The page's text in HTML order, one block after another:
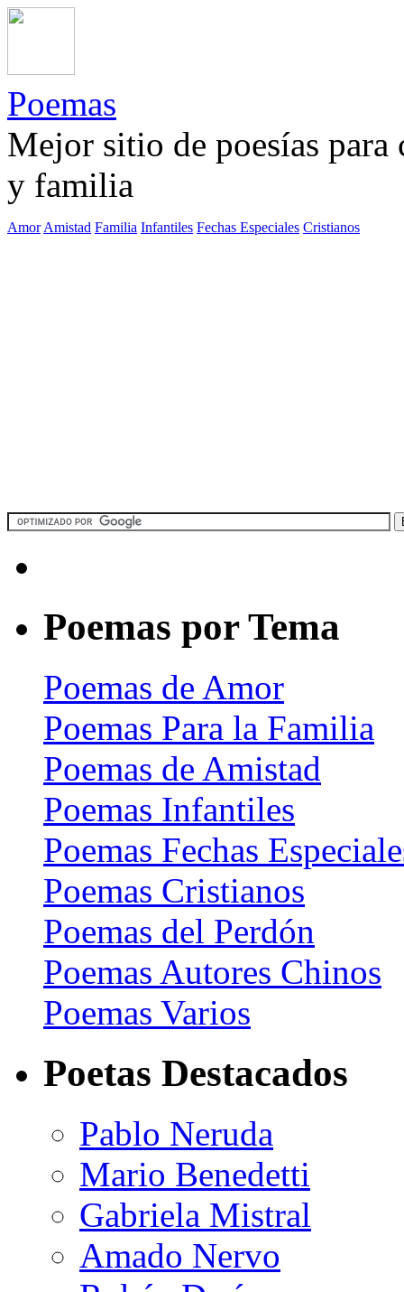
Poemas
Mejor sitio de poesías
y familia
Amor Amistad Familia Infantiles Fechas Especiales Cristianos
Poemas por Tema
Poemas de Amor
Poemas Para la Familia
Poemas de Amistad
Poemas Infantiles
Poemas Fechas
Poemas Cristianos
Poemas del Perdón
Poemas Autores Chinos
Poemas Varios
Poetas Destacados
Pablo Neruda
Mario Benedetti
Gabriela Mistral
Amado Nervo